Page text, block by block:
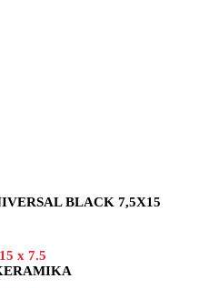
BLACK 7,5X15
15 x 7.5